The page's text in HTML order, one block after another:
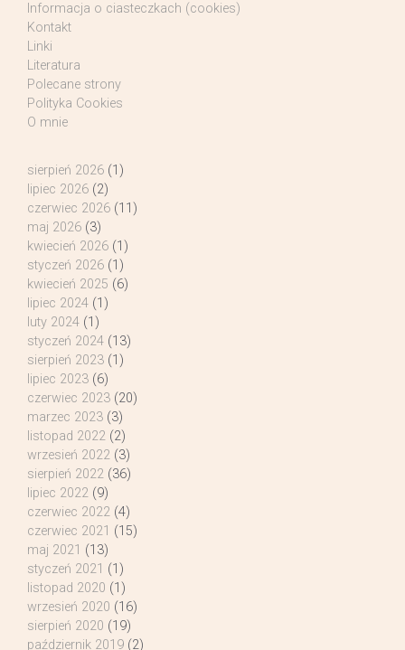
Informacja o ciasteczkach (cookies)
Kontakt
Linki
Literatura
Polecane strony
Polityka Cookies
O mnie
sierpień 2026 (1)
lipiec 2026 (2)
czerwiec 2026 (11)
maj 2026 (3)
kwiecień 2026 (1)
styczeń 2026 (1)
kwiecień 2025 (6)
lipiec 2024 (1)
luty 2024 (1)
styczeń 2024 (13)
sierpień 2023 (1)
lipiec 2023 (6)
czerwiec 2023 (20)
marzec 2023 (3)
listopad 2022 (2)
wrzesień 2022 (3)
sierpień 2022 (36)
lipiec 2022 (9)
czerwiec 2022 (4)
czerwiec 2021 (15)
maj 2021 (13)
styczeń 2021 (1)
listopad 2020 (1)
wrzesień 2020 (16)
sierpień 2020 (19)
październik 2019 (2)